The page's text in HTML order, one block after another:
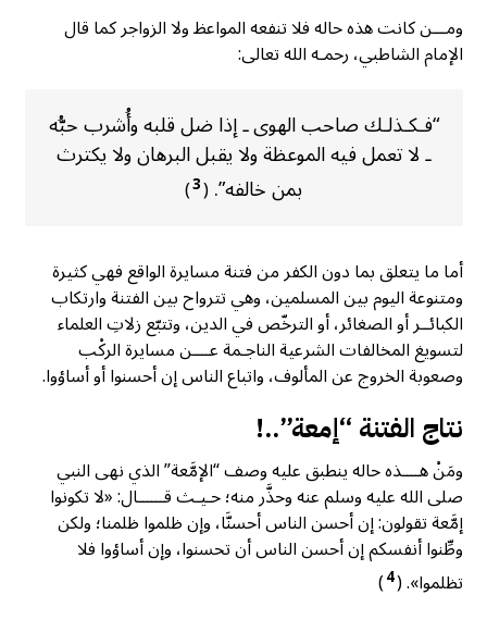
ومـــن كانت هذه حاله فلا تنفعه المواعظ ولا الزواجر كما قال
الإمام الشاطبي، رحمـه الله تعالى:
“فـكـذلـك صاحب الهوى ـ إذا ضل قلبه وأُشرب حبُّه
ـ لا تعمل فيه الموعظة ولا يقبل البرهان ولا يكترث
بمن خالفه”.(
3
)
أما ما يتعلق بما دون الكفر من فتنة مسايرة الواقع فهي كثيرة
ومتنوعة اليوم بين المسلمين، وهي تترواح بين الفتنة وارتكاب
الكبائــر أو الصغائر، أو الترخّص في الدين، وتتبّع زلاتِ العلماء
لتسويغ المخالفات الشرعية الناجـمة عــــن مسايرة الركْب
وصعوبة الخروج عن المألوف، واتباع الناس إن أحسنوا أو أساؤوا.
نتاج الفتنة “إمعة”..!
ومَنْ هــــذه حاله ينطبق عليه وصف “الإمَّعة” الذي نهى النبي
صلى الله عليه وسلم عنه وحذَّر منه؛ حـيـث قــــــال: «لا تكونوا
إمَّعة تقولون: إن أحسن الناس أحسنَّا، وإن ظلموا ظلمنا؛ ولكن
وطِّنوا أنفسكم إن أحسن الناس أن تحسنوا، وإن أساؤوا فلا
تظلموا».(
4
)